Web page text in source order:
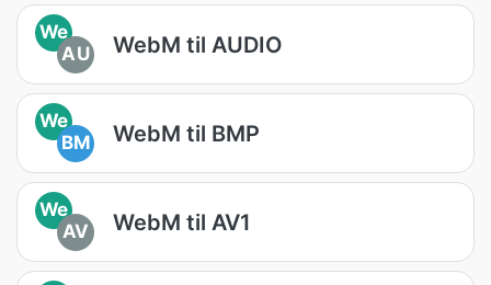
We
AU
WebM til AUDIO
We
BM
WebM til BMP
We
AV
WebM til AV1